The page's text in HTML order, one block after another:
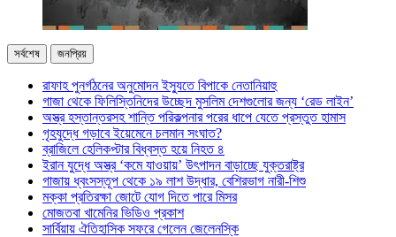
সর্বশেষ জনপ্রিয়
রাফাহ পুনর্গঠনের অনুমোদন ইস্যুতে বিপাকে নেতানিয়াহু
গাজা থেকে ফিলিস্তিনিদের উচ্ছেদ মুসলিম দেশগুলোর জন্য ‘রেড লাইন’
অস্ত্র হস্তান্তরসহ শান্তি পরিকল্পনার পরের ধাপে যেতে প্রস্তুত হামাস
গৃহযুদ্ধে গড়াবে ইয়েমেনে চলমান সংঘাত?
ব্রাজিলে হেলিকপ্টার বিধ্বস্ত হয়ে নিহত ৪
ইরান যুদ্ধে অস্ত্র ‘কমে যাওয়ায়’ উৎপাদন বাড়াচ্ছে যুক্তরাষ্ট্র
গাজায় ধ্বংসস্তূপ থেকে ১৯ লাশ উদ্ধার, বেশিরভাগ নারী-শিশু
মক্কা প্রতিরক্ষা জোটে যোগ দিতে পারে মিসর
মোজতবা খামেনির ভিডিও প্রকাশ
সার্বিয়ায় ঐতিহাসিক সফরে গেলেন জেলেনস্কি